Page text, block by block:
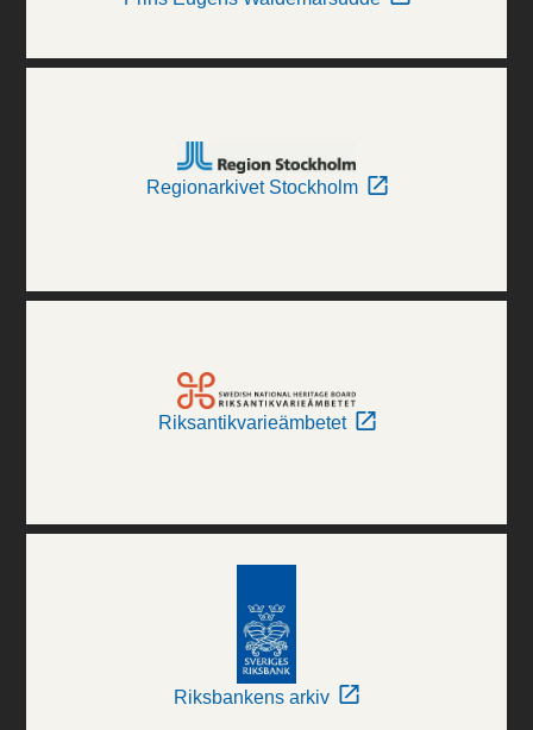
Regionarkivet Stockholm
Riksantikvarieämbetet
Riksbankens arkiv